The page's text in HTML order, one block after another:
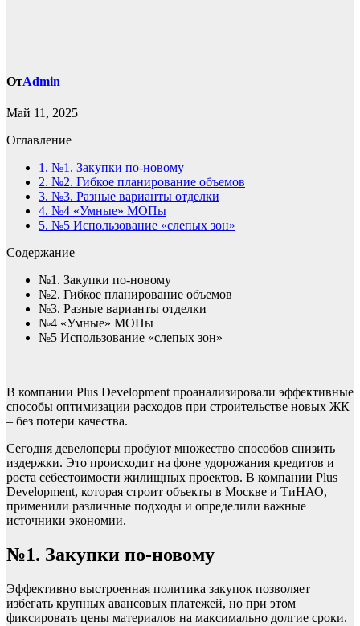
ОтAdmin
Май 11, 2025
Оглавление
1. №1. Закупки по-новому
2. №2. Гибкое планирование объемов
3. №3. Разные варианты отделки
4. №4 «Умные» МОПы
5. №5 Использование «слепых зон»
Содержание
№1. Закупки по-новому
№2. Гибкое планирование объемов
№3. Разные варианты отделки
№4 «Умные» МОПы
№5 Использование «слепых зон»
В компании Plus Development проанализировали эффективные
способы оптимизации расходов при строительстве новых ЖК
– без потери качества.
Сегодня девелоперы пробуют множество способов снизить
издержки. Это происходит на фоне удорожания кредитов и
роста себестоимости жилищных проектов. В компании Plus
Development, которая строит объекты в Москве и ТиНАО,
применили различные подходы и определили важные
источники экономии.
№1. Закупки по-новому
Эффективно выстроенная политика закупок позволяет
избегать крупных авансовых платежей, но при этом
фиксировать цены материалов на максимально долгие сроки.